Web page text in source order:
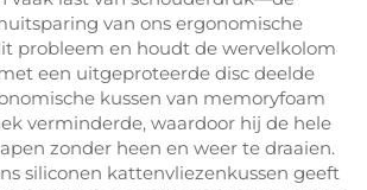
van ons ergonomische
probleem en houdt de wervelkolom
een uitgeproteerde disc deelde
kussen van memoryfoam
verminderde, waardoor hij de hele
zonder heen en weer te draaien.
siliconen kattenvliezenkussen geeft